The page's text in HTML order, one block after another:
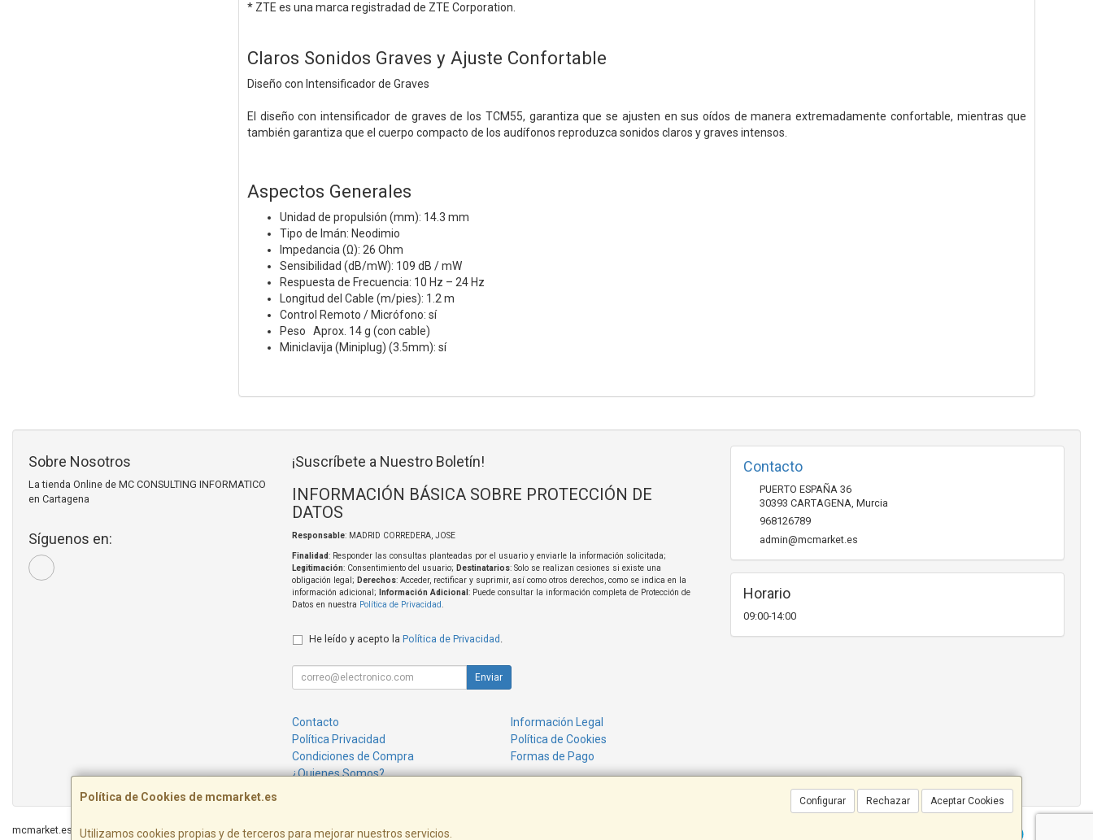
* ZTE es una marca registradad de ZTE Corporation.
Claros Sonidos Graves y Ajuste Confortable
Diseño con Intensificador de Graves
El diseño con intensificador de graves de los TCM55, garantiza que se ajusten en sus oídos de manera extremadamente confortable, mientras que
también garantiza que el cuerpo compacto de los audífonos reproduzca sonidos claros y graves intensos.
Aspectos Generales
Unidad de propulsión (mm): 14.3 mm
Tipo de Imán: Neodimio
Impedancia (Ω): 26 Ohm
Sensibilidad (dB/mW): 109 dB / mW
Respuesta de Frecuencia: 10 Hz – 24 Hz
Longitud del Cable (m/pies): 1.2 m
Control Remoto / Micrófono: sí
Peso Aprox. 14 g (con cable)
Miniclavija (Miniplug) (3.5mm): sí
Política de Cookies de mcmarket.es Configurar Rechazar Aceptar Cookies
Utilizamos cookies propias y de terceros para mejorar nuestros servicios.
Sobre Nosotros
La tienda Online de MC CONSULTING INFORMATICO
en Cartagena
Síguenos en:
¡Suscríbete a Nuestro Boletín!
INFORMACIÓN BÁSICA SOBRE PROTECCIÓN DE
DATOS
Responsable: MADRID CORREDERA, JOSE
Finalidad: Responder las consultas planteadas por el usuario y enviarle la información solicitada;
Legitimación: Consentimiento del usuario; Destinatarios: Solo se realizan cesiones si existe una
obligación legal; Derechos: Acceder, rectificar y suprimir, así como otros derechos, como se indica en la
información adicional;
Información Adicional : Puede consultar la información completa de Protección de
Datos en nuestra Política de Privacidad.
He leído y acepto la Política de Privacidad .
Enviar
Contacto
Información Legal
Política Privacidad
Política de Cookies
Condiciones de Compra
Formas de Pago
¿Quienes Somos?
Contacto
PUERTO ESPAÑA 36
30393 CARTAGENA, Murcia
968126789
admin@mcmarket.es
Horario
09:00-14:00
mcmarket.es © 2026